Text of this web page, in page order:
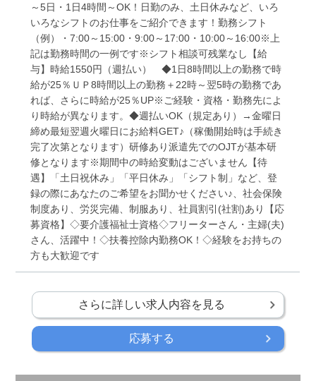
～5日・1日4時間～OK！日勤のみ、土日休みなど、いろ
いろなシフトのお仕事をご紹介できます！勤務シフト
（例）・7:00～15:00・9:00～17:00・10:00～16:00※上
記は勤務時間の一例です※シフト相談可残業なし【給
与】時給1550円（週払い） ◆1日8時間以上の勤務で時
給が25％ＵＰ8時間以上の勤務＋22時～翌5時の勤務であ
れば、さらに時給が25％UP※ご経験・資格・勤務先によ
り時給が異なります。◆週払いOK（規定あり）→金曜日
締め最短翌週火曜日にお給料GET♪（稼働開始時は手続き
完了次第となります）研修あり派遣先でのOJTが基本研
修となります※期間中の時給変動はございません【待
遇】「土日祝休み」「平日休み」「シフト制」など、登
録の際にあなたのご希望をお聞かせください♪、社会保険
制度あり、労災完備、制服あり、社員割引(社割)あり【応
募資格】◇要介護福祉士資格◇フリーターさん・主婦(夫)
さん、活躍中！◇扶養控除内勤務OK！◇経験をお持ちの
方も大歓迎です
さらに詳しい求人内容を見る
応募する